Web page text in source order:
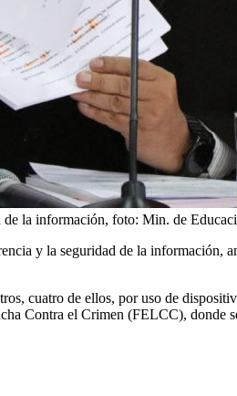
de la información, foto: Min. de
y la seguridad de la información,
cuatro de ellos, por uso de
Contra el Crimen (FELCC),